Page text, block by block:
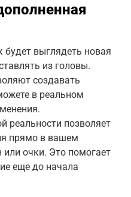
будет выглядеть новая
из головы.
создавать
в реальном
реальности позволяет
прямо в вашем
очки. Это помогает
еще до начала